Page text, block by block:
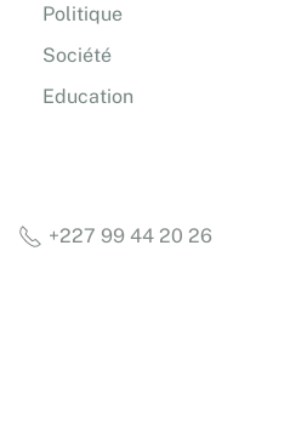
Politique
Société
Education
+227 99 44 20 26